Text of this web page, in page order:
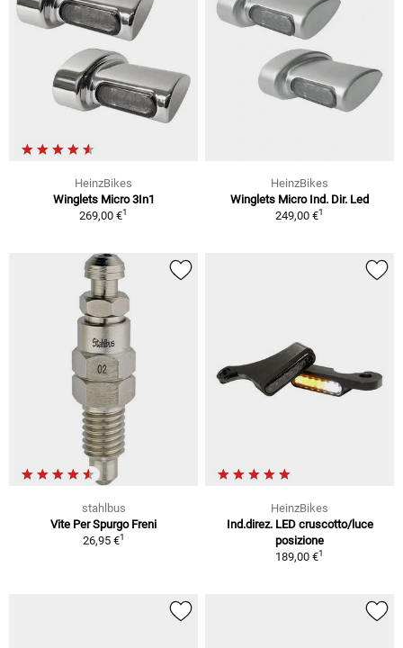
HeinzBikes
Winglets Micro 3In1
269,00 €1
HeinzBikes
Winglets Micro Ind. Dir. Led
249,00 €1
stahlbus
Vite Per Spurgo Freni
26,95 €1
HeinzBikes
Ind.direz. LED cruscotto/luce
posizione
189,00 €1